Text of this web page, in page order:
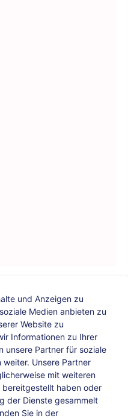
| Facebook|
Datenschutz
und Anzeigen zu
Medien anbieten zu
Website zu
Informationen zu Ihrer
unsere Partner für soziale
weiter. Unsere Partner
mit weiteren
bereitgestellt haben oder
der Dienste gesammelt
Sie in der